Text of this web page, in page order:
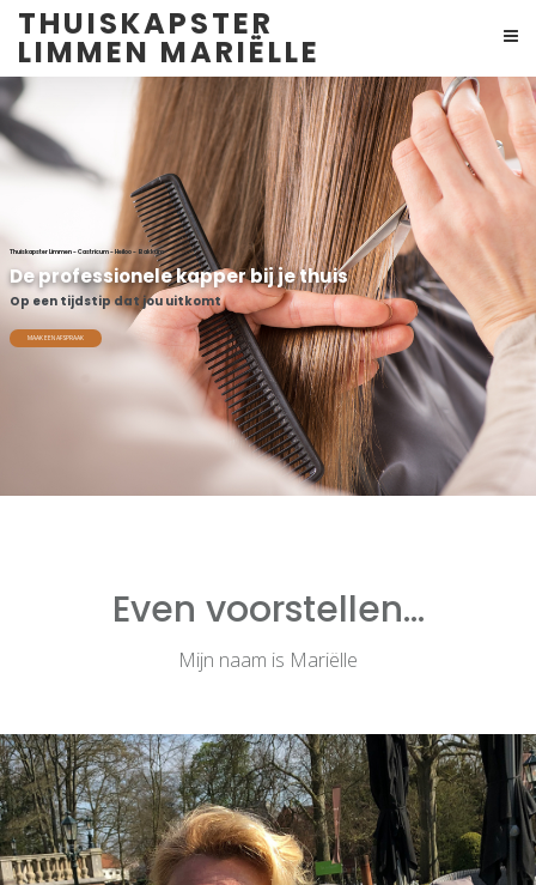
THUISKAPSTER
LIMMEN MARIËLLE
Thuiskapster Limmen - Castricum - Heiloo - Bakkum
De professionele kapper bij je thuis
Op een tijdstip dat jou uitkomt
MAAK EEN AFSPRAAK
Even voorstellen...
Mijn naam is Mariëlle